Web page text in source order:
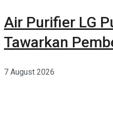
Air Purifier LG
Tawarkan
7 August 2026